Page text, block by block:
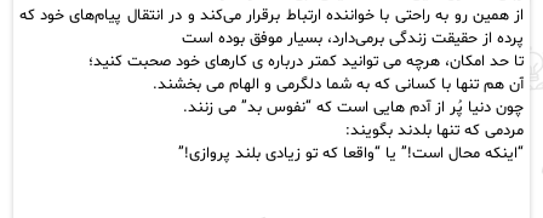
از همین‌ رو به‌ راحتی با خواننده ارتباط برقرار می‌کند و در انتقال پیام‌های خود که
پرده از حقیقت زندگی بر‌می‌دارد، بسیار موفق بوده است
تا حد امکان، هرچه می توانید کمتر درباره ی کارهای خود صحبت کنید؛
آن هم تنها با کسانی که به شما دلگرمیو الهام می بخشند.
چون دنیا پُر از آدم هایی است که “نفوس بد” می زنند.
مردمی که تنها بلدند بگویند:
“اینکه محال است!” یا “واقعا که تو زیادی بلند پروازی!”